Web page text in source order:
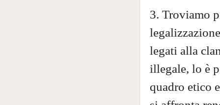
3. Troviamo
legati alla
illegale, lo è
quadro etico